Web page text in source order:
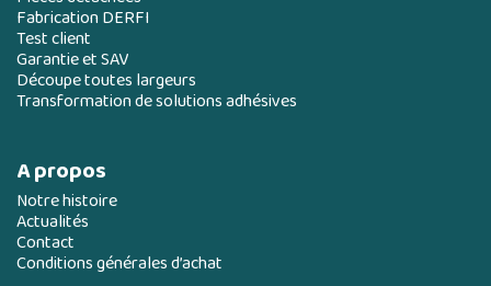
Fabrication DERFI
Test client
Garantie et SAV
Découpe toutes largeurs
Transformation de solutions adhésives
A propos
Notre histoire
Actualités
Contact
Conditions générales d’achat